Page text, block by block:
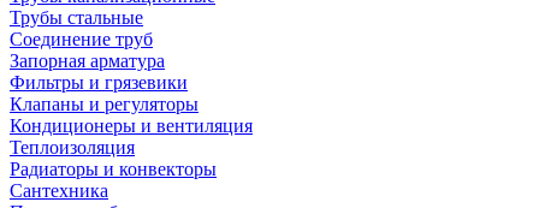
Трубы стальные
Соединение труб
Запорная арматура
Фильтры и грязевики
Клапаны и регуляторы
Кондиционеры и вентиляция
Теплоизоляция
Радиаторы и конвекторы
Сантехника